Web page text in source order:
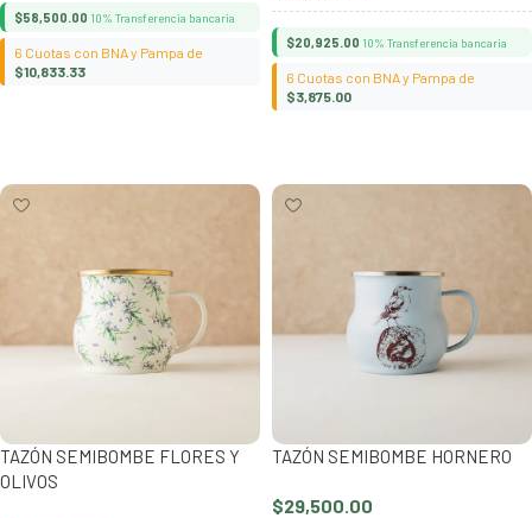
$58,500.00 10% Transferencia bancaria
6 Cuotas con BNA y Pampa de
$10,833.33
$20,925.00 10% Transferencia bancaria
6 Cuotas con BNA y Pampa de
$3,875.00
TAZÓN SEMIBOMBE FLORES Y
OLIVOS
TAZÓN SEMIBOMBE HORNERO
$29,500.00